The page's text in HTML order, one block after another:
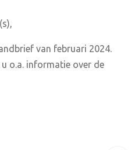
van februari 2024.
o.a. informatie over de